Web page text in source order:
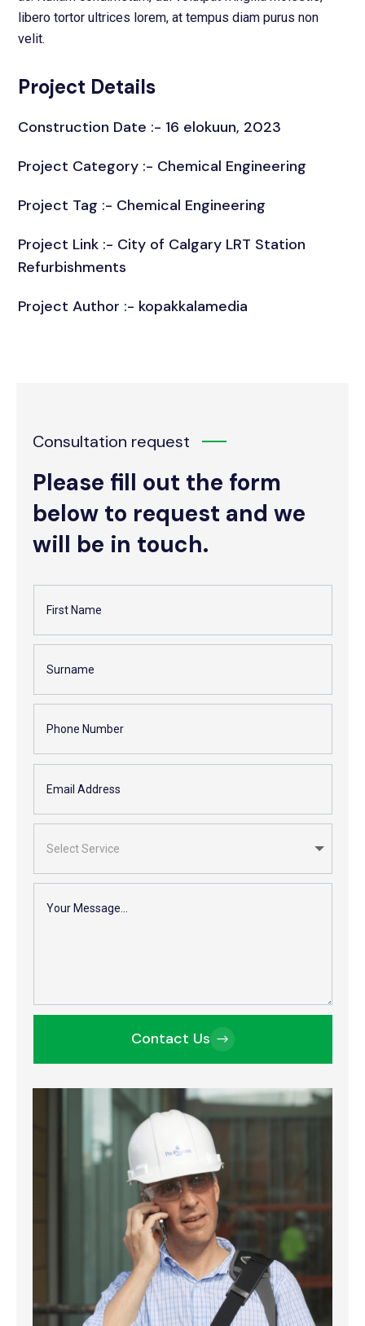
libero tortor ultrices lorem, at tempus diam purus non
velit.
Project Details
Construction Date :- 16 elokuun, 2023
Project Category :- Chemical Engineering
Project Tag :- Chemical Engineering
Project Link :- City of Calgary LRT Station
Refurbishments
Project Author :- kopakkalamedia
Consultation request
Please fill out the form
below to request and we
will be in touch.
Contact Us